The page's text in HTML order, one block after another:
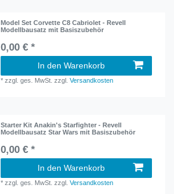
Model Set Corvette C8 Cabriolet - Revell
Modellbausatz mit Basiszubehör
0,00 € *
In den Warenkorb
*zzgl. ges. MwSt. zzgl.Versandkosten
Starter Kit Anakin's Starfighter - Revell
Modellbausatz Star Wars mit Basiszubehör
0,00 € *
In den Warenkorb
*zzgl. ges. MwSt. zzgl.Versandkosten